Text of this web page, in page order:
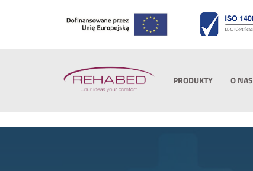
PRODUKTY O NAS